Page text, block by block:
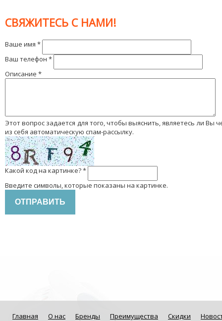
СВЯЖИТЕСЬ С НАМИ!
Ваше имя *
Ваш телефон *
Описание *
Этот вопрос задается для того, чтобы выяснить, являетесь ли Вы человеком или представляете
из себя автоматическую спам-рассылку.
Какой код на картинке?*
Введите символы, которые показаны на картинке.
Главная О нас Бренды Преимущества Скидки